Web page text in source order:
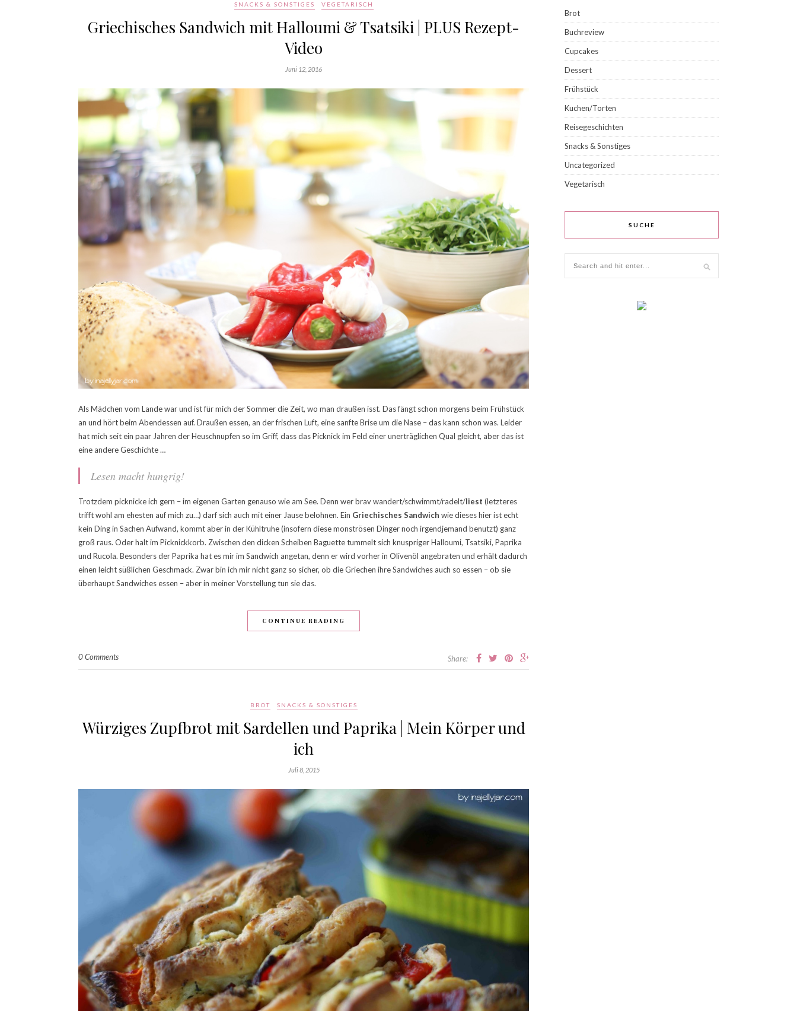
SNACKS & SONSTIGES VEGETARISCH
Griechisches Sandwich mit Halloumi & Tsatsiki | PLUS Rezept-
Video
Juni 12, 2016
Als Mädchen vom Lande war und ist für mich der Sommer die Zeit, wo man draußen isst. Das fängt schon morgens beim Frühstück
an und hört beim Abendessen auf. Draußen essen, an der frischen Luft, eine sanfte Brise um die Nase – das kann schon was. Leider
hat mich seit ein paar Jahren der Heuschnupfen so im Griff, dass das Picknick im Feld einer unerträglichen Qual gleicht, aber das ist
eine andere Geschichte …
Lesen macht hungrig!
Trotzdem picknicke ich gern – im eigenen Garten genauso wie am See. Denn wer brav wandert/schwimmt/radelt/liest (letzteres
trifft wohl am ehesten auf mich zu…) darf sich auch mit einer Jause belohnen. Ein Griechisches Sandwich wie dieses hier ist echt
kein Ding in Sachen Aufwand, kommt aber in der Kühltruhe (insofern diese monströsen Dinger noch irgendjemand benutzt) ganz
groß raus. Oder halt im Picknickkorb. Zwischen den dicken Scheiben Baguette tummelt sich knuspriger Halloumi, Tsatsiki, Paprika
und Rucola. Besonders der Paprika hat es mir im Sandwich angetan, denn er wird vorher in Olivenöl angebraten und erhält dadurch
einen leicht süßlichen Geschmack. Zwar bin ich mir nicht ganz so sicher, ob die Griechen ihre Sandwiches auch so essen – ob sie
überhaupt Sandwiches essen – aber in meiner Vorstellung tun sie das.
CONTINUE READING
0 Comments Share:
BROT SNACKS & SONSTIGES
Würziges Zupfbrot mit Sardellen und Paprika | Mein Körper und
ich
Juli 8, 2015
Brot
Buchreview
Cupcakes
Dessert
Frühstück
Kuchen/Torten
Reisegeschichten
Snacks & Sonstiges
Uncategorized
Vegetarisch
SUCHE